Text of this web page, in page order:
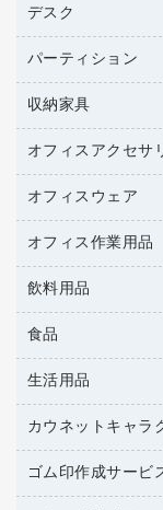
コピートナー
その他コピー
コピー用紙
ネットワーク
ネットワーク
セキュリティ用
ＵＳＢハブ／
ＯＡフィルター
ＯＡクリーナ
ＬＡＮケーブル
ＨＤＤ／ＳＳＤ
ディスプレイ
ファクシミリ
デジタルカメ
スキャナー
コピー機
ＣＤ－Ｒ
メディア収納用
応接イス・ベン
オフィスチェ
デスク
ミーティング
デスク
カウンター
パーティション
ホワイトボー
収納家具
保管庫・書庫
ロッカー・下
その他収納
オフィスアクセサ
オフィスアク
オフィスウェア
医療・介護・
ブラウス・シャ
アウター
オフィス作業用品
養生用品
防災用品
防災用備蓄食
台車・脚立
倉庫収納用品
作業用雑貨
飲料用品
緑茶飲料
茶葉・インスタ
紅茶・バラエ
レギュラーコ
ミルク・シュガ
食品
食品
菓子
生活用品
浴室用品
台所用洗剤
掃除用品
カウネットキャラ
カウネットキ
ゴム印作成サービ